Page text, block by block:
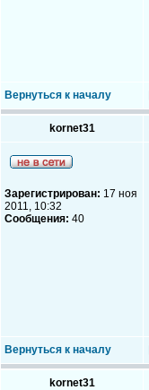
Вернуться к началу
kornet31
Зарегистрирован: 17 ноя
2011, 10:32
Сообщения: 40
Вернуться к началу
kornet31